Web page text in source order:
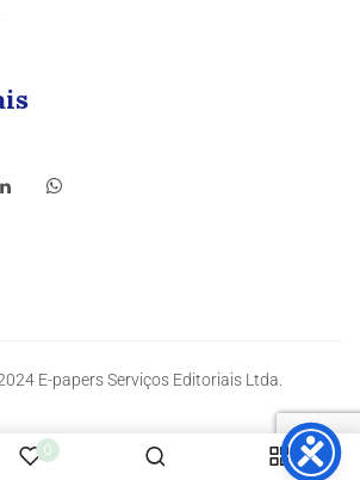
0
E-papers Serviços Editoriais Ltda.